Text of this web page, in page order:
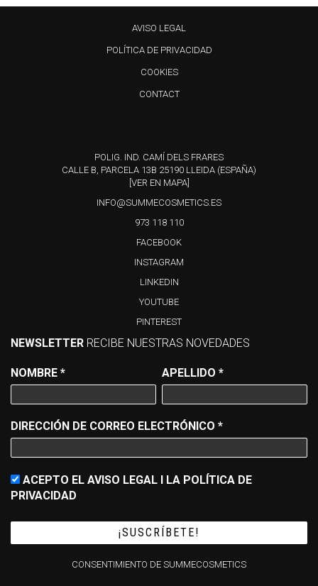
AVISO LEGAL
POLÍTICA DE PRIVACIDAD
COOKIES
CONTACT
POLIG. IND. CAMÍ DELS FRARES
CALLE B, PARCELA 13B 25190 LLEIDA (ESPAÑA)
[VER EN MAPA]
INFO@SUMMECOSMETICS.ES
973 118 110
FACEBOOK
INSTAGRAM
LINKEDIN
YOUTUBE
PINTEREST
NEWSLETTER RECIBE NUESTRAS NOVEDADES
NOMBRE * APELLIDO*
DIRECCIÓN DE CORREO ELECTRÓNICO *
ACEPTO EL AVISO LEGAL I LA POLÍTICA DE
PRIVACIDAD
CONSENTIMIENTO DE SUMMECOSMETICS